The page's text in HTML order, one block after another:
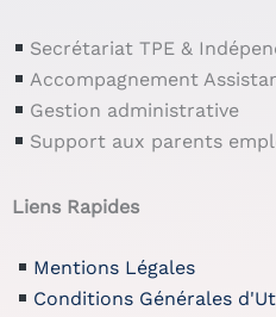
Secrétariat TPE &
Accompagnement
Gestion administrative
Support aux parents
Liens Rapides
Mentions Légales
Conditions Générales